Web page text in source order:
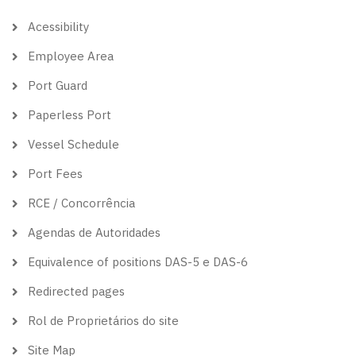
Acessibility
Employee Area
Port Guard
Paperless Port
Vessel Schedule
Port Fees
RCE / Concorrência
Agendas de Autoridades
Equivalence of positions DAS-5 e DAS-6
Redirected pages
Rol de Proprietários do site
Site Map